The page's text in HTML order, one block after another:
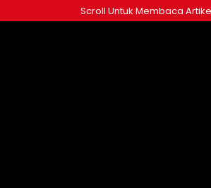
to
Scroll Untuk Membaca